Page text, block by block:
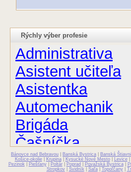
Rýchly výber profesie
Administrativa
Asistent učiteľa
Asistentka
Automechanik
Brigáda
Čašníčka
Čašník
Bánovce nad Bebravou Banská Bystrica Banská
Košice-okolie| Krupina| Kysucké Nové Mesto| Levice|
Pezinok
Piešťany| Poltár| Poprad Považská Bystrica|
Stropkov| Svidník Šaľa| Topoľčany|